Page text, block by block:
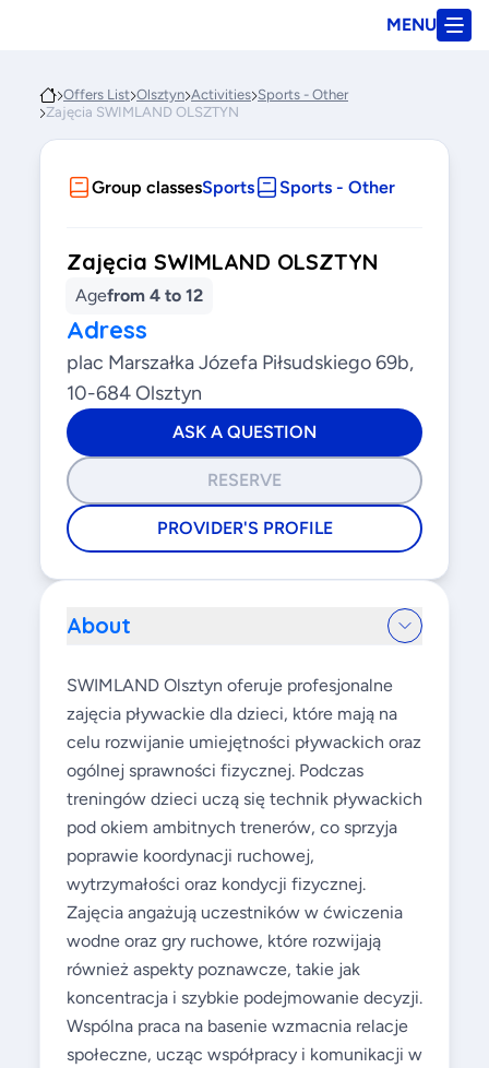
MENU
Offers List Olsztyn Activities Sports - Other
Zajęcia SWIMLAND OLSZTYN
Group classesSports Sports - Other
Zajęcia SWIMLAND OLSZTYN
Agefrom 4 to 12
Adress
plac Marszałka Józefa Piłsudskiego 69b,
10-684 Olsztyn
ASK A QUESTION
RESERVE
PROVIDER'S PROFILE
About
SWIMLAND Olsztyn oferuje profesjonalne
zajęcia pływackie dla dzieci, które mają na
celu rozwijanie umiejętności pływackich oraz
ogólnej sprawności fizycznej. Podczas
treningów dzieci uczą się technik pływackich
pod okiem ambitnych trenerów, co sprzyja
poprawie koordynacji ruchowej,
wytrzymałości oraz kondycji fizycznej.
Zajęcia angażują uczestników w ćwiczenia
wodne oraz gry ruchowe, które rozwijają
również aspekty poznawcze, takie jak
koncentracja i szybkie podejmowanie decyzji.
Wspólna praca na basenie wzmacnia relacje
społeczne, ucząc współpracy i komunikacji w